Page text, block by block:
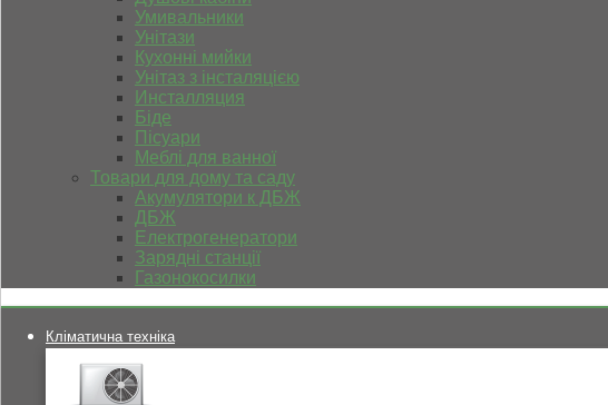
Умивальники
Унітази
Кухонні мийки
Унітаз з інсталяцією
Инсталляция
Біде
Пісуари
Меблі для ванної
Товари для дому та саду
Акумулятори к ДБЖ
ДБЖ
Електрогенератори
Зарядні станції
Газонокосилки
Кліматична техніка